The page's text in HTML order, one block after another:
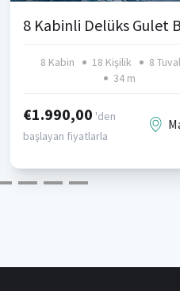
8 Kabin 18 Kişilik
8
34 m
€1.990,00 'den
başlayan fiyatlarla